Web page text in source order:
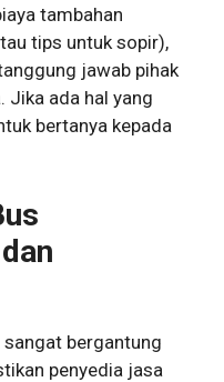
tambahan
tips untuk sopir),
jawab pihak
Jika ada hal yang
bertanya kepada
sangat bergantung
penyedia jasa